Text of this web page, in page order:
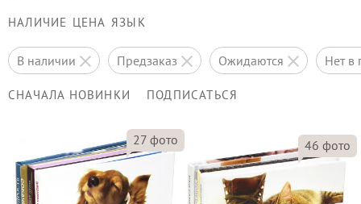
НАЛИЧИЕ ЦЕНА ЯЗЫК
в наличии предзаказ ожидаются нет
СНАЧАЛА НОВИНКИ ПОДПИСАТЬСЯ
27 фото 46 фото